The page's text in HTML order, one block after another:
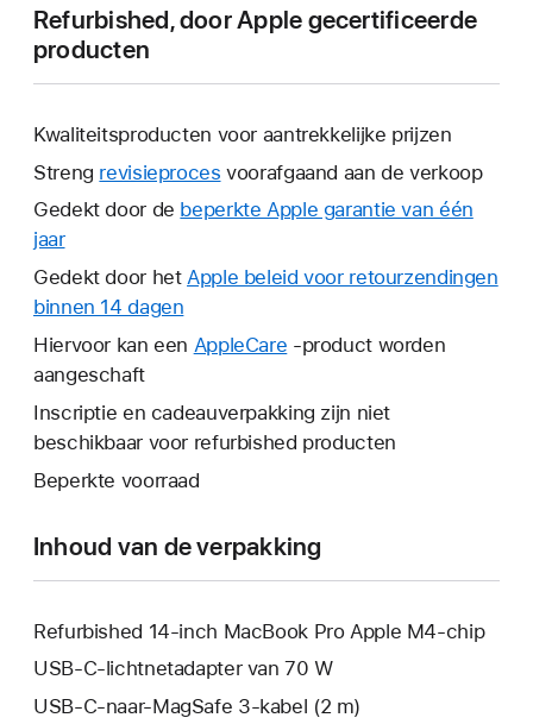
Refurbished, door Apple gecertificeerde
producten
Kwaliteitsproducten voor aantrekkelijke prijzen
Streng revisieproces voorafgaand aan de verkoop
Gedekt door de beperkte Apple garantie van één
jaarHierdoor
wordt
er
nieuw
venster
geopend.
Gedekt door hetApple beleid voor retourzendingen
binnen 14 dagen
wordt
nieuw
venster
geopend.
Hiervoor kan een AppleCare Hierdoor
er
een
-product worden
aangeschaft
Inscriptie en cadeauverpakking zijn niet
beschikbaar voor refurbished producten
Beperkte voorraad
Inhoud van de verpakking
Refurbished 14-inch MacBook Pro Apple M4-chip
USB‑C-lichtnetadapter van 70 W
USB‑C-naar-MagSafe 3-kabel (2 m)